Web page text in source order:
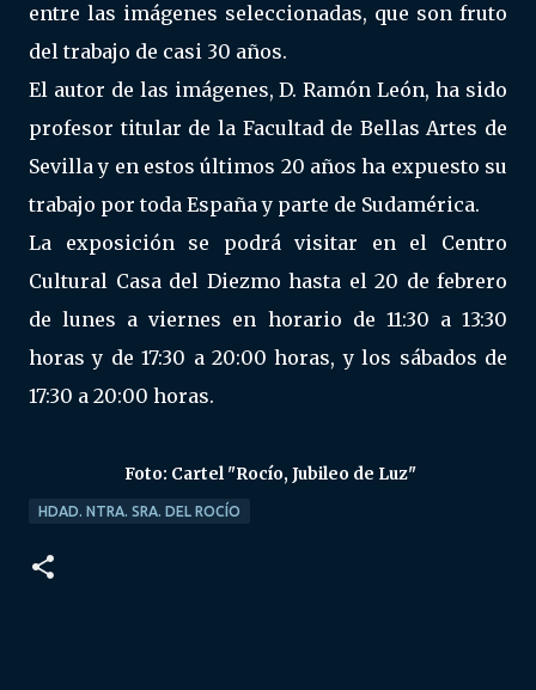
entre las imágenes seleccionadas, que son fruto
del trabajo de casi 30 años.
El autor de las imágenes, D. Ramón León, ha sido
profesor titular de la Facultad de Bellas Artes de
Sevilla y en estos últimos 20 años ha expuesto su
trabajo por toda España y parte de Sudamérica.
La exposición se podrá visitar en el Centro
Cultural Casa del Diezmo hasta el 20 de febrero
de lunes a viernes en horario de 11:30 a 13:30
horas y de 17:30 a 20:00 horas, y los sábados de
17:30 a 20:00 horas.
Foto: Cartel "Rocío, Jubileo de Luz"
HDAD. NTRA. SRA. DEL ROCÍO